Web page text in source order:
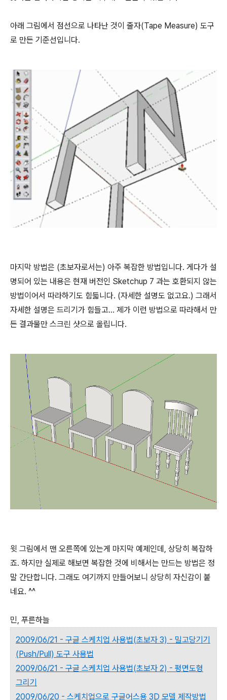
아래 그림에서 점선으로 나타난 것이 줄자(Tape Measure) 도구
로 만든 기준선입니다.
마지막 방법은 (초보자로서는) 아주 복잡한 방법입니다. 게다가 설
명되어 있는 내용은 현재 버전인 Sketchup 7 과는 호환되지 않는
방법이어서 따라하기도 힘듧니다. (자세한 설명도 없고요.) 그래서
자세한 설명은 드리기가 힘들고... 제가 이런 방법으로 따라해서 만
든 결과물만 스크린 샷으로 올립니다.
윗 그림에서 맨 오른쪽에 있는게 마지막 예제인데, 상당히 복잡하
죠. 하지만 실제로 해보면 복잡한 것에 비해서는 만드는 방법은 정
말 간단합니다. 그래도 여기까지 만들어보니 상당히 자신감이 붙
네요. ^^
민, 푸른하늘
2009/06/21 - 구글 스케치업 사용법(초보자 3) - 밀고당기기
(Push/Pull) 도구 사용법
2009/06/21 - 구글 스케치업 사용법(초보자 2) - 평면도형
그리기
2009/06/20 - 스케치업으로 구글어스용 3D 모델 제작방법